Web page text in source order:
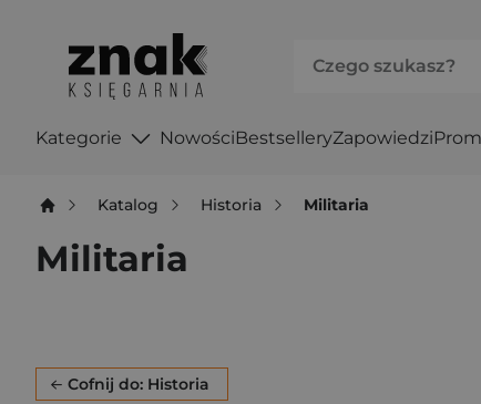
Kategorie NowościBestselleryZapowiedzi
Katalog Historia Militaria
Militaria
Cofnij do: Historia